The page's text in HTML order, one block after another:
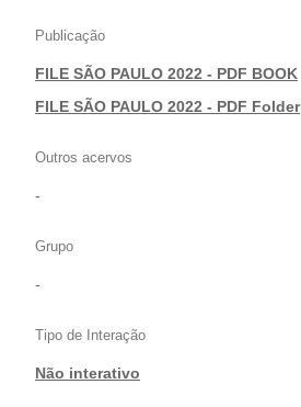
Publicação
FILE SÃO PAULO 2022 - PDF BOOK
|FILE SÃO PAULO 2022 - PDF Folder
Outros acervos
-
Grupo
-
Tipo de Interação
Não interativo